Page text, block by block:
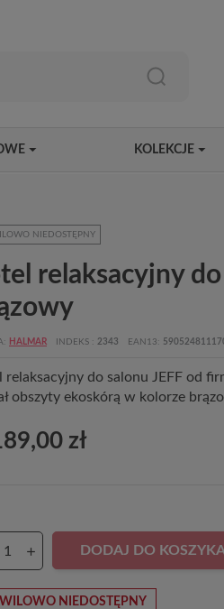
KOLEKCJE
NIEDOSTĘPNY
relaksacyjny
HALMAR INDEKS 2343 EAN13
relaksacyjny do salonu JEFF od
obszyty ekoskórą w kolorze
zł
DODAJ DO
NIEDOSTĘPNY